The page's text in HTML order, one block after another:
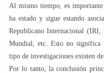
Al mismo tiempo, es
ha estado y sigue estando
Republicano Internacional (IRI,
Mundial, etc. Esto no significa
tipo de investigaciones existen
Por lo tanto, la conclusión